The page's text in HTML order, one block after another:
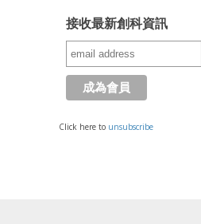
接收最新創科資訊
Click here to unsubscribe